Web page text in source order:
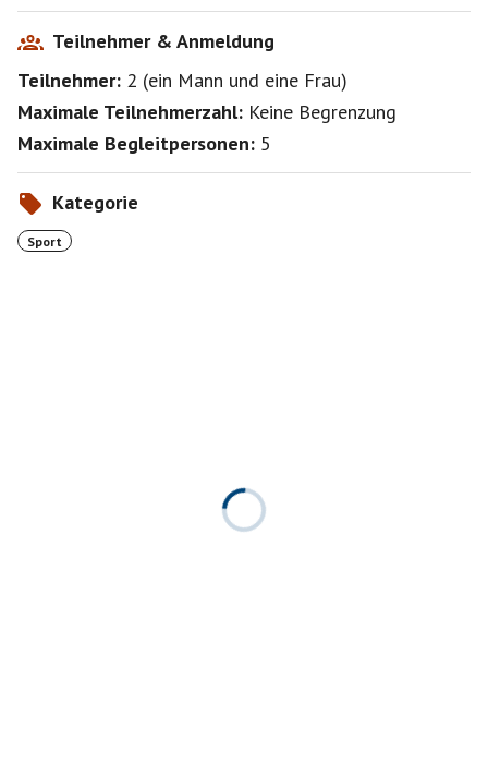
Teilnehmer & Anmeldung
Teilnehmer: 2 (ein Mann und eine Frau)
Maximale Teilnehmerzahl: Keine Begrenzung
Maximale Begleitpersonen: 5
Kategorie
Sport